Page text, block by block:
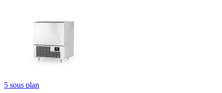
5 sous plan